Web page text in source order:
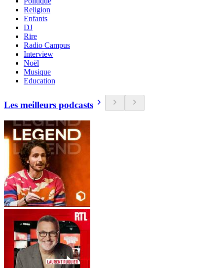
Religion
Enfants
DJ
Rire
Radio Campus
Interview
Noël
Musique
Education
Les meilleurs podcasts